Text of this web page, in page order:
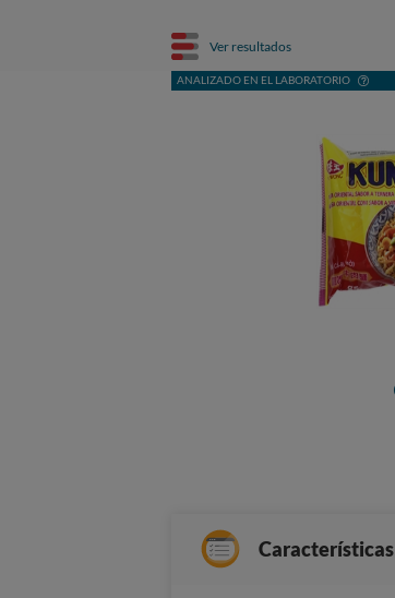
Ver resultados
ANALIZADO EN EL LABORATORIO
Características